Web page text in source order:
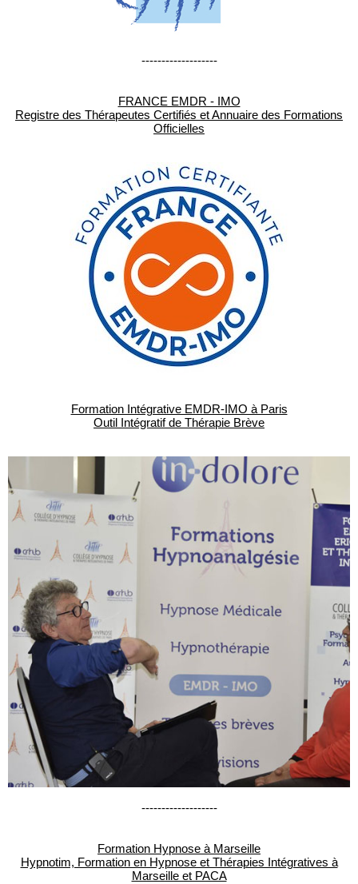
-------------------
FRANCE EMDR - IMO
Registre des Thérapeutes Certifiés et Annuaire des Formations
Officielles
Formation Intégrative EMDR-IMO à Paris
Outil Intégratif de Thérapie Brève
-------------------
Formation Hypnose à Marseille
Hypnotim, Formation en Hypnose et Thérapies Intégratives à
Marseille et PACA